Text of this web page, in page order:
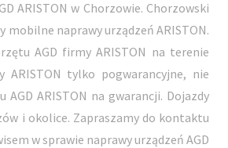
ARISTON w Chorzowie. Chorzowski
mobilne naprawy urządzeń ARISTON.
AGD firmy ARISTON na terenie
ARISTON tylko pogwarancyjne, nie
AGD ARISTON na gwarancji. Dojazdy
i okolice. Zapraszamy do kontaktu
w sprawie naprawy urządzeń AGD